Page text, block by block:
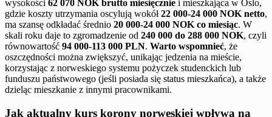
wysokości 62 070 NOK brutto miesięcznie i mieszkająca w Oslo,
gdzie koszty utrzymania oscylują wokół22 000-24 000 NOK netto,
ma szansę odkładać średnio 20 000-24 000 NOK co miesiąc. W
skali roku daje to zgromadzenie od 240 000 do 288 000 NOK, czyli
równowartość 94 000-113 000 PLN. Warto wspomnieć, że
oszczędności można zwiększyć, unikając jedzenia na mieście,
korzystając z norweskiego systemu pożyczek studenckich lub
funduszu państwowego (jeśli posiada się status mieszkańca), a także
dzieląc mieszkanie z innymi pracownikami.
Jak aktualny kurs korony norweskiej wpływa na